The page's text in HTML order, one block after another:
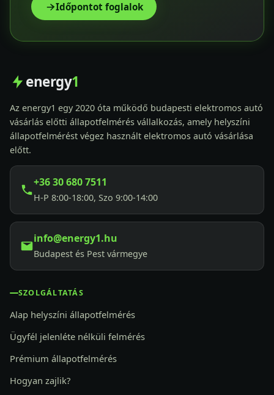
Időpontot foglalok
energy1
Az energy1 egy 2020 óta működő budapesti elektromos autó
vásárlás előtti állapotfelmérés vállalkozás, amely helyszíni
állapotfelmérést végez használt elektromos autó vásárlása
előtt.
+36 30 680 7511
H-P 8:00-18:00, Szo 9:00-14:00
info@energy1.hu
Budapest és Pest vármegye
SZOLGÁLTATÁS
Alap helyszíni állapotfelmérés
Ügyfél jelenléte nélküli felmérés
Prémium állapotfelmérés
Hogyan zajlik?